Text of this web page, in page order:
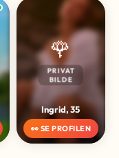
🌹
PRIVAT
BILDE
Ingrid, 35
👀 SE PROFILEN